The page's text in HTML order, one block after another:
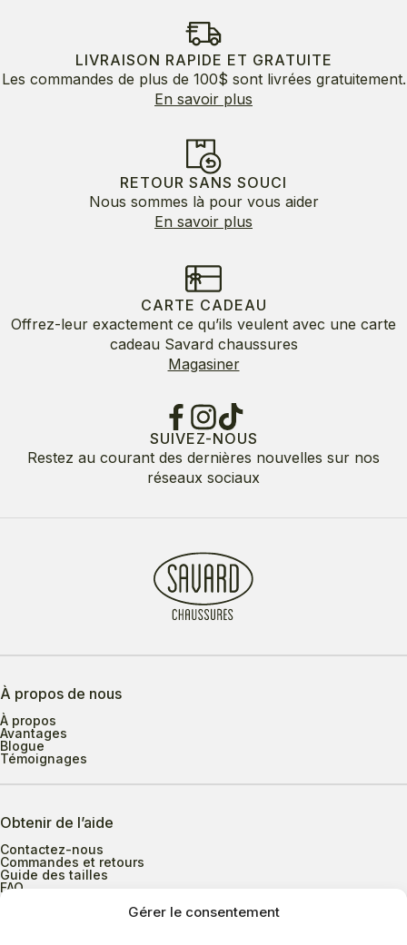
Gérer le consentement
209.00$
LIVRAISON RAPIDE ET GRATUITE
Les commandes de plus de 100$ sont livrées gratuitement.
En savoir plus
RETOUR SANS SOUCI
Nous sommes là pour vous aider
En savoir plus
CARTE CADEAU
Offrez-leur exactement ce qu’ils veulent avec une carte
cadeau Savard chaussures
Magasiner
SUIVEZ-NOUS
Restez au courant des dernières nouvelles sur nos
réseaux sociaux
À propos de nous
À propos
Avantages
Blogue
Témoignages
Obtenir de l’aide
Contactez-nous
Commandes et retours
Guide des tailles
FAQ